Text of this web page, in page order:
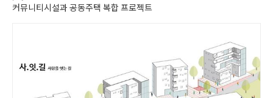
커뮤니티시설과 공동주택 복합 프로젝트